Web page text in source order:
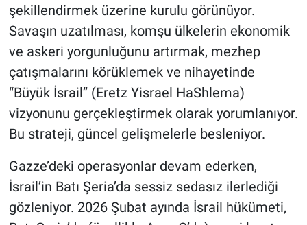
şekillendirmek üzerine kurulu görünüyor.
Savaşın uzatılması, komşu ülkelerin ekonomik
ve askeri yorgunluğunu artırmak, mezhep
çatışmalarını körüklemek ve nihayetinde
“Büyük İsrail” (Eretz Yisrael HaShlema)
vizyonunu gerçekleştirmek olarak yorumlanıyor.
Bu strateji, güncel gelişmelerle besleniyor.
Gazze’deki operasyonlar devam ederken,
İsrail’in Batı Şeria’da sessiz sedasız ilerlediği
gözleniyor. 2026 Şubat ayında İsrail hükümeti,